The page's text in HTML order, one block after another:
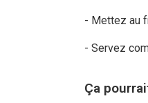
- Mettez au
- Servez
Ça